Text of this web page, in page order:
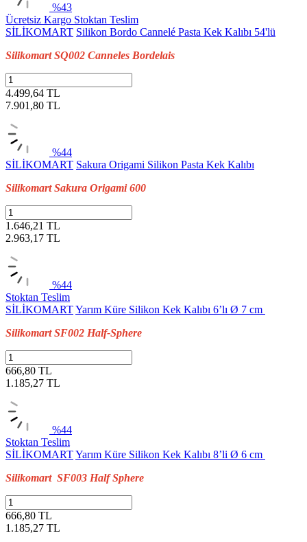
%43
Ücretsiz Kargo Stoktan Teslim
SİLİKOMART Silikon Bordo Cannelé Pasta Kek Kalıbı 54'lü
Silikomart SQ002 Canneles Bordelais
4.499,64 TL
7.901,80 TL
%44
SİLİKOMART Sakura Origami Silikon Pasta Kek Kalıbı
Silikomart Sakura Origami 600
1.646,21 TL
2.963,17 TL
%44
Stoktan Teslim
SİLİKOMARTYarım Küre Silikon Kek Kalıbı 6’lı Ø 7 cm
Silikomart SF002 Half-Sphere
666,80 TL
1.185,27 TL
%44
Stoktan Teslim
SİLİKOMARTYarım Küre Silikon Kek Kalıbı 8’li Ø 6 cm
Silikomart SF003 Half Sphere
666,80 TL
1.185,27 TL